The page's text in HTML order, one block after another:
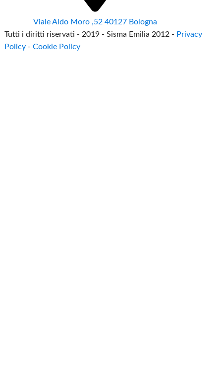
Viale Aldo Moro ,52 40127 Bologna
Tutti i diritti riservati - 2019 - Sisma Emilia 2012 - Privacy
Policy -Cookie Policy